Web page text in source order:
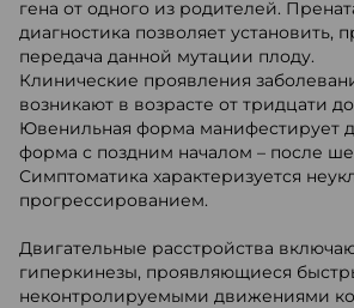
гена от одного из родителей.
диагностика позволяет установить,
передача данной мутации плоду.
Клинические проявления
возникают в возрасте от тридцати
Ювенильная форма манифестирует
форма с поздним началом – после
Симптоматика характеризуется
прогрессированием.
Двигательные расстройства
гиперкинезы, проявляющиеся
неконтролируемыми движениями